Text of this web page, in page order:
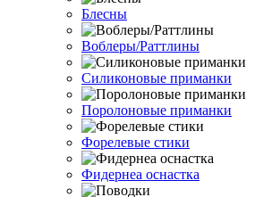
Блесны
Воблеры/Раттлины
Силиконовые приманки
Поролоновые приманки
Форелевые стики
Фидернеа оснастка